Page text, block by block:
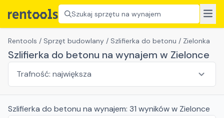
Szukaj sprzętu na wynajem
Rentools / Sprzęt budowlany / Szlifierka do betonu / Zielonka
Szlifierka do betonu na wynajem w Zielonce
Szlifierka do betonu na wynajem: 31 wynikóww Zielonce